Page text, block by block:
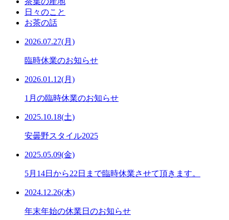
日々のこと
お茶の話
2026.07.27(月)
臨時休業のお知らせ
2026.01.12(月)
1月の臨時休業のお知らせ
2025.10.18(土)
安曇野スタイル2025
2025.05.09(金)
5月14日から22日まで臨時休業させて頂きます。
2024.12.26(木)
年末年始の休業日のお知らせ